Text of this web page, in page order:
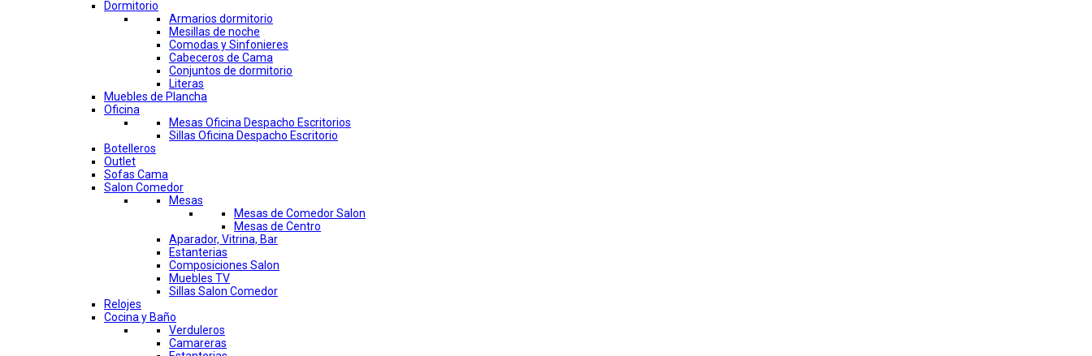
Dormitorio
Armarios dormitorio
Mesillas de noche
Comodas y Sinfonieres
Cabeceros de Cama
Conjuntos de dormitorio
Literas
Muebles de Plancha
Oficina
Mesas Oficina Despacho Escritorios
Sillas Oficina Despacho Escritorio
Botelleros
Outlet
Sofas Cama
Salon Comedor
Mesas
Mesas de Comedor Salon
Mesas de Centro
Aparador, Vitrina, Bar
Estanterias
Composiciones Salon
Muebles TV
Sillas Salon Comedor
Relojes
Cocina y Baño
Verduleros
Camareras